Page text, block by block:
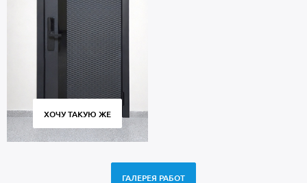
ХОЧУ ТАКУЮ ЖЕ
ГАЛЕРЕЯ РАБОТ